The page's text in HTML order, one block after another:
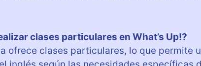
clases particulares en What’s Up!?
ofrece clases particulares, lo que permite